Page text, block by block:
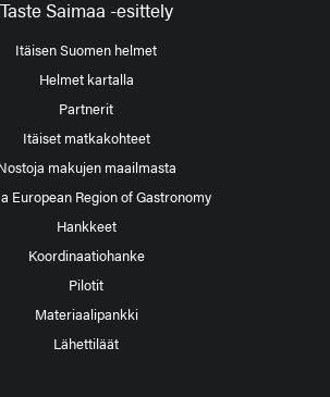
Taste Saimaa -esittely
Itäisen Suomen helmet
Helmet kartalla
Partnerit
Itäiset matkakohteet
makujen maailmasta
European Region of Gastronomy
Hankkeet
Koordinaatiohanke
Pilotit
Materiaalipankki
Lähettiläät